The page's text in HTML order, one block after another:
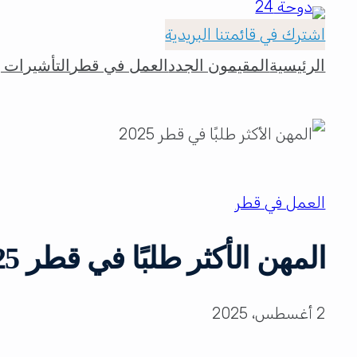
اشترك في قائمتنا البريدية
الرئيسية المقيمون الجدد العمل في قطر
العمل في قطر
المهن الأكثر طلبًا في قطر 2025 ورواتبها
2 أغسطس، 2025